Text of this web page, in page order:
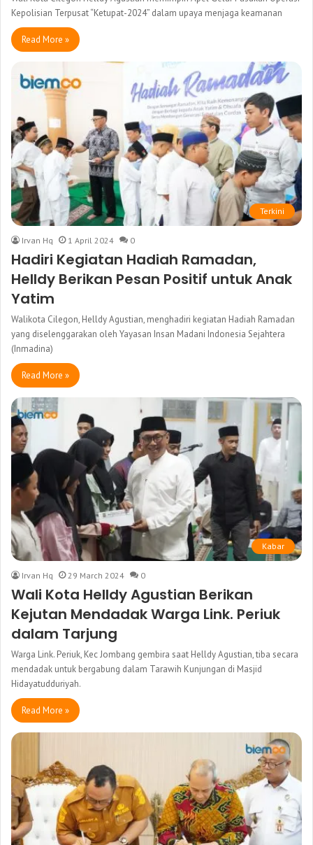
Kepolisian Terpusat “Ketupat-2024” dalam upaya menjaga keamanan
Read More »
Terkini
Irvan Hq 1 April 2024 0
Hadiri Kegiatan Hadiah Ramadan,
Helldy Berikan Pesan Positif untuk Anak
Yatim
Walikota Cilegon, Helldy Agustian, menghadiri kegiatan Hadiah Ramadan
yang diselenggarakan oleh Yayasan Insan Madani Indonesia Sejahtera
(Inmadina)
Read More »
Kabar
Irvan Hq 29 March 2024 0
Wali Kota Helldy Agustian Berikan
Kejutan Mendadak Warga Link. Periuk
dalam Tarjung
Warga Link. Periuk, Kec Jombang gembira saat Helldy Agustian, tiba secara
mendadak untuk bergabung dalam Tarawih Kunjungan di Masjid
Hidayatudduriyah.
Read More »